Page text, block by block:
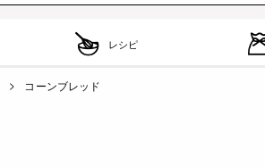
レシピ
コーンブレッド